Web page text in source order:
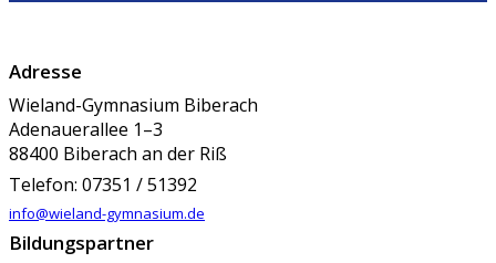
Adresse
Wieland-Gymnasium Biberach
Adenauerallee 1–3
88400 Biberach an der Riß
Telefon: 07351 / 51392
info@wieland-gymnasium.de
Bildungspartner